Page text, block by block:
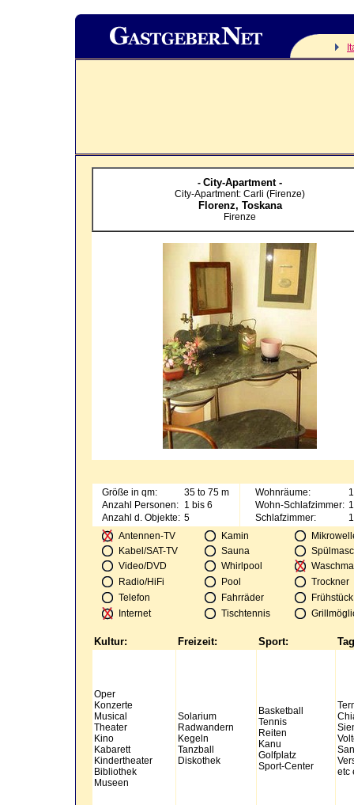
- City-Apartment -
City-Apartment: Carli (Firenze)
Florenz, Toskana
Firenze
Größe in qm:
35 to 75 m
Anzahl Personen: 1 bis 6
Anzahl d. Objekte: 5
Wohnräume:
1
Wohn-Schlafzimmer: 1
Schlafzimmer:
Antennen-TV
Kamin
Kabel/SAT-TV
Sauna
Video/DVD
Whirlpool
Radio/HiFi
Pool
Trockner
Telefon
Fahrräder
Internet
Tischtennis
Kultur: Freizeit: Sport:
Oper
Konzerte
Musical
Theater
Kino
Kabarett
Kindertheater
Bibliothek
Museen
Solarium
Radwandern
Kegeln
Tanzball
Diskothek
Basketball
Tennis
Reiten
Kanu
Golfplatz
Sport-Center
etc